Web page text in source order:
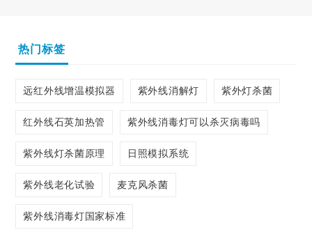
热门标签
远红外线增温模拟器 紫外线消解灯 紫外灯杀菌
红外线石英加热管 紫外线消毒灯可以杀灭病毒吗
紫外线灯杀菌原理 日照模拟系统
紫外线老化试验 麦克风杀菌
紫外线消毒灯国家标准